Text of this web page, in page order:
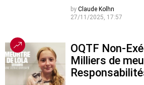
by Claude Kolhn
27/11/2025, 17:57
OQTF Non-
Milliers de